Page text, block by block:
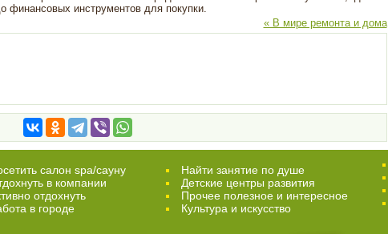
финансовых инструментов для покупки.
« В мире ремонта и дома
салон spa/сауну
в компании
отдохнуть
в городе
Найти занятие по душе
Детские центры развития
Прочее полезное и интересное
Культура и искусство